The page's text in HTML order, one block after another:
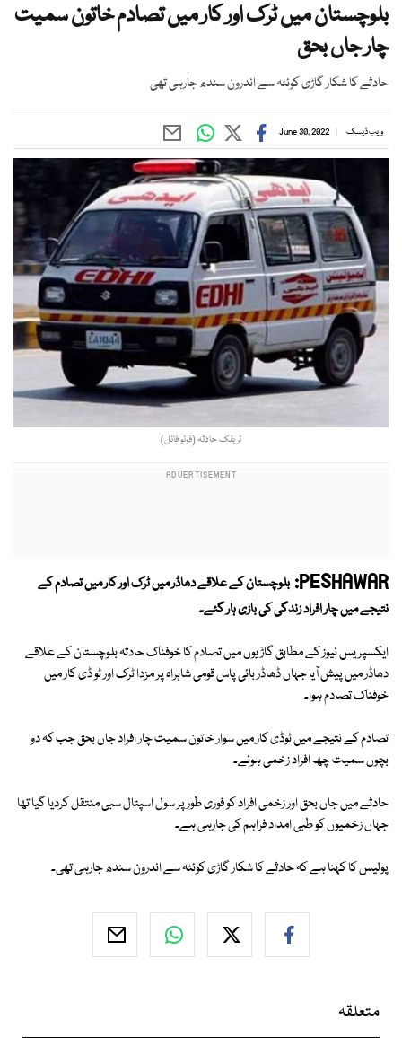
بلوچستان میں ٹرک اور کار میں تصادم خاتون سمیت
چار جاں بحق
حادثے کا شکار گاڑی کوئٹہ سے اندرون سندھ جارہی تھی
ویب ڈیسک June 30, 2022
ٹریفک حادثہ (فوٹو فائل)
PESHAWAR: بلوچستان کے علاقے دھاڈر میں ٹرک اور کار میں تصادم کے
نتیجے میں چار افراد زندگی کی بازی ہار گئے۔
ایکسپریس نیوز کے مطابق گاڑیوں میں تصادم کا خوفناک حادثہ بلوچستان کے علاقے
دھاڈر میں پیش آیا جہاں ڈھاڈر بائی پاس قومی شاہراہ پر مزدا ٹرک اور ٹو ڈی کار میں
خوفناک تصادم ہوا۔
تصادم کے نتیجے میں ٹوڈی کار میں سوار خاتون سمیت چار افراد جاں بحق جب کہ دو
بچوں سمیت چھ افراد زخمی ہوئے۔
حادثے میں جاں بحق اور زخمی افراد کو فوری طور پر سول اسپتال سبی منتقل کردیا گیا تھا
جہاں زخمیوں کو طبی امداد فراہم کی جارہی ہے۔
پولیس کا کہنا ہے کہ حادثے کا شکار گاڑی کوئٹہ سے اندرون سندھ جارہی تھی۔
متعلقہ